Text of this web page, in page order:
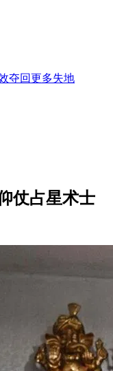
夺回更多失地
仗占星术士